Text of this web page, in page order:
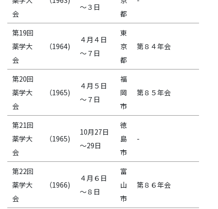
会
～３日
都
第19回
薬学大
会
（1964)
４月４日
～７日
東
京
都
第８４年会
第20回
薬学大
会
（1965)
４月５日
～７日
福
岡
市
第８５年会
第21回
薬学大
会
（1965)
10月27日
～29日
徳
島
市
-
第22回
薬学大
会
（1966)
４月６日
～８日
富
山
市
第８６年会